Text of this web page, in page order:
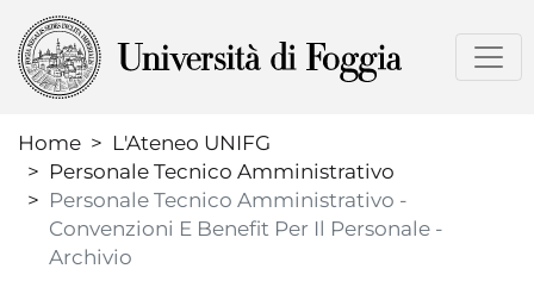
al
contenuto
Home
L'Ateneo UNIFG
Personale Tecnico Amministrativo
Personale Tecnico Amministrativo -
Convenzioni E Benefit Per Il Personale -
Archivio